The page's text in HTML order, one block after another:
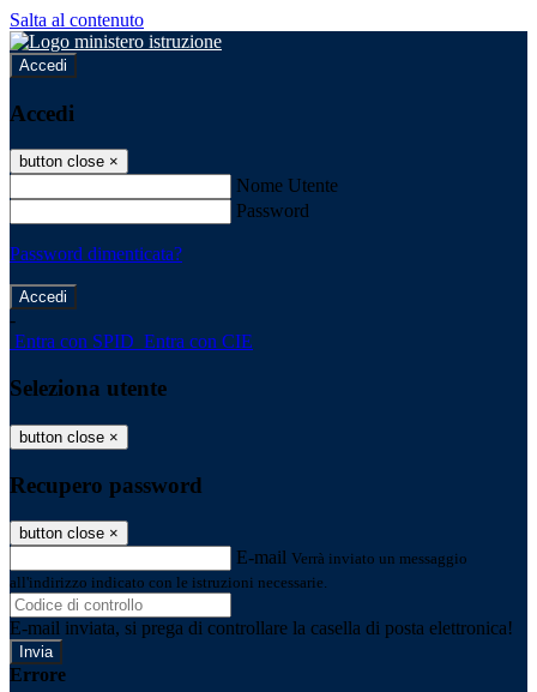
Salta al contenuto
Accedi
Accedi
button close ×
Nome Utente
Password
Password dimenticata?
-
Entra con SPID Entra con CIE
Seleziona utente
button close ×
Recupero password
button close ×
E-mail Verrà inviato un messaggio
all'indirizzo indicato con le istruzioni necessarie.
E-mail inviata, si prega di controllare la casella di posta elettronica!
Errore